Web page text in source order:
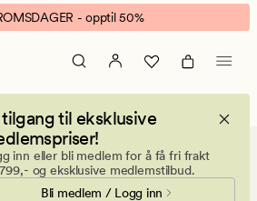
- opptil 50%
tilgang til eksklusive
inn eller bli medlem for å få fri frakt
og eksklusive medlemstilbud.
Bli medlem / Logg inn
Krepp sengesett